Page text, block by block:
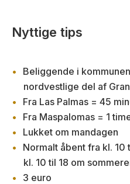
Nyttige tips
Beliggende i kommunen
nordvestlige del af
Fra Las Palmas = 45
Fra Maspalomas = 1
Lukket om mandagen
Normalt åbent fra kl. 10
kl. 10 til 18 om
3 euro